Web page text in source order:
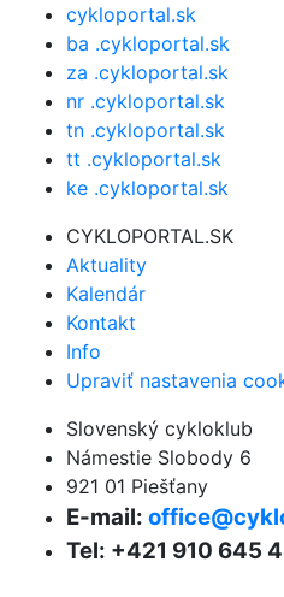
cykloportal.sk
ba .cykloportal.sk
za .cykloportal.sk
nr .cykloportal.sk
tn .cykloportal.sk
tt .cykloportal.sk
ke .cykloportal.sk
CYKLOPORTAL.SK
Aktuality
Kalendár
Kontakt
Info
Upraviť nastavenia
Slovenský cykloklub
Námestie Slobody 6
921 01 Piešťany
E-mail:
Tel: +421 910 645